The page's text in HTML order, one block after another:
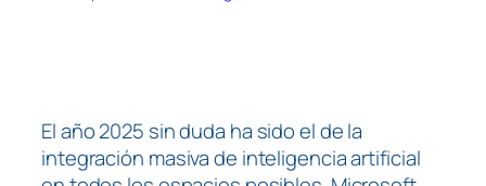
El año 2025 sin duda ha sido el de la
integración masiva de inteligencia artificial